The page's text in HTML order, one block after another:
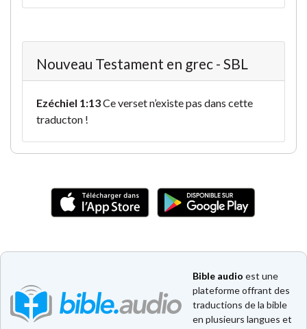
Nouveau Testament en grec - SBL
Ezéchiel 1:13Ce verset n’existe pas dans cette
traducton !
Bible audio est une
plateforme offrant des
traductions de la bible
en plusieurs langues et